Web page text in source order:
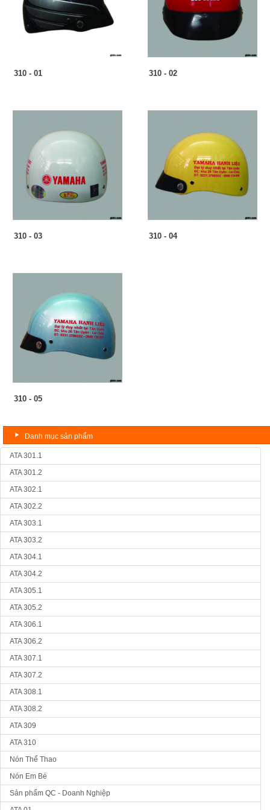
310 - 01 310 - 02
310 - 03 310 - 04
310 - 05
Danh mục sản phẩm
ATA 301.1
ATA 301.2
ATA 302.1
ATA 302.2
ATA 303.1
ATA 303.2
ATA 304.1
ATA 304.2
ATA 305.1
ATA 305.2
ATA 306.1
ATA 306.2
ATA 307.1
ATA 307.2
ATA 308.1
ATA 308.2
ATA 309
ATA 310
Nón Thể Thao
Nón Em Bé
Sản phẩm QC - Doanh Nghiệp